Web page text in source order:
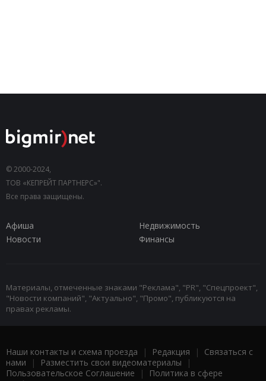
© 2000-2024,
ТОВ «КЕПРЕЙТ ПАРТНЕРС»".
Все права защищены.
Афиша
Недвижимость
Новости
Финансы
Материалы, отмеченные знаками "Реклама", "PR", "Спецпроект",
"Новости компаний", "Актуально", "Промо", публикуются на
правах рекламы.
Наши контакты и схема проезда | Редакция | Связаться с
нами | Разместить свои видеоматериалы |
Пользовательское Соглашение |
Политика в сфере